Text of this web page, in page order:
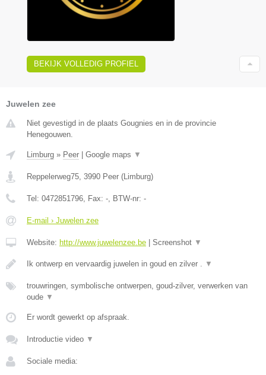
BEKIJK VOLLEDIG PROFIEL
Juwelen zee
Niet gevestigd in de plaats Gougnies en in de provincie
Henegouwen.
Limburg » Peer | Google maps ▼
Reppelerweg75 3990 Peer (Limburg)
Tel: 0472851796 , Fax: - , BTW-nr: -
E-mail › Juwelen zee
Website: http://www.juwelenzee.be | Screenshot ▼
Ik ontwerp en vervaardig juwelen in goud en zilver . ▼
trouwringen, symbolische ontwerpen, goud-zilver, verwerken van
oude ▼
Er wordt gewerkt op afspraak.
Introductie video ▼
Sociale media: